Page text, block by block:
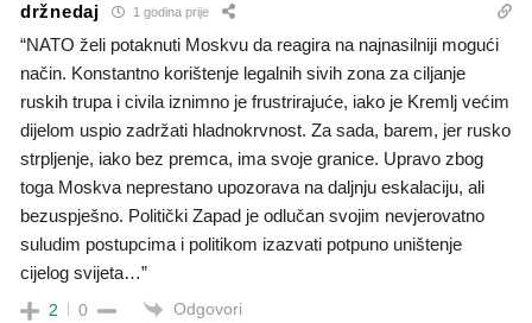
držnedaj 1 godina prije
“NATO želi potaknuti Moskvu da reagira na najnasilniji mogući
način. Konstantno korištenje legalnih sivih zona za ciljanje
ruskih trupa i civila iznimno je frustrirajuće, iako je Kremlj većim
dijelom uspio zadržati hladnokrvnost. Za sada, barem, jer rusko
strpljenje, iako bez premca, ima svoje granice. Upravo zbog
toga Moskva neprestano upozorava na daljnju eskalaciju, ali
bezuspješno. Politički Zapad je odlučan svojim nevjerovatno
suludim postupcima i politikom izazvati potpuno uništenje
cijelog svijeta…”
2 0 Odgovori